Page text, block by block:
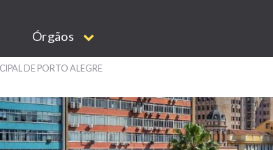
Órgãos
DE PORTO ALEGRE